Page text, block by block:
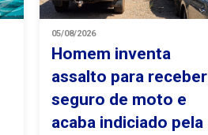
05/08/2026
Homem inventa
assalto para receber
seguro de moto e
acaba indiciado pela